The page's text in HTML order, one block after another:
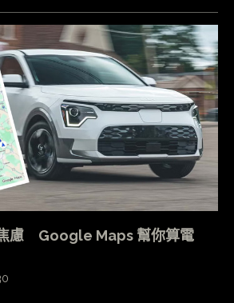
慮 Google Maps 幫你算電